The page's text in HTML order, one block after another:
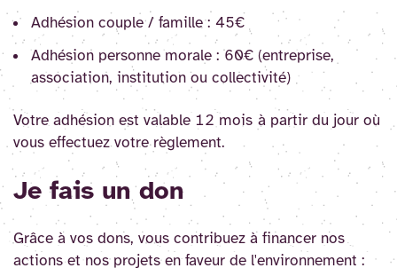
Adhésion couple / famille : 45€
Adhésion personne morale : 60€ (entreprise,
association, institution ou collectivité)
Votre adhésion est valable 12 mois à partir du jour où
vous effectuez votre règlement.
Je fais un don
Grâce à vos dons, vous contribuez à financer nos
actions et nos projets en faveur de l'environnement :